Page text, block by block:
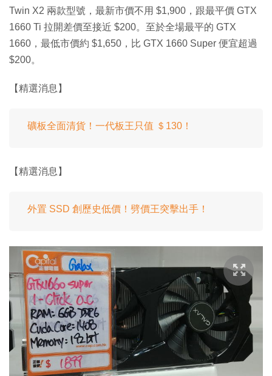
Twin X2 兩款型號，最新市價不用 $1,900，跟最平價 GTX
1660 Ti 拉開差價至接近 $200。至於全場最平的 GTX
1660，最低市價約 $1,650，比 GTX 1660 Super 便宜超過
$200。
【精選消息】
礦板全面清貨！一代板王只值 ＄130！
【精選消息】
外置 SSD 創歷史低價！劈價王突擊出手！